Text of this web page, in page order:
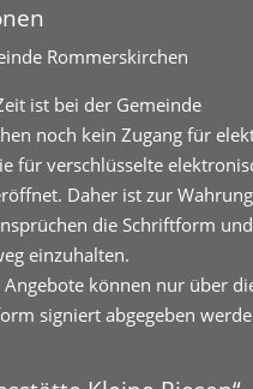
Rommerskirchen
ist bei der Gemeinde
noch kein Zugang für
für verschlüsselte
Daher ist zur
die Schriftform
einzuhalten.
Angebote können nur über
signiert abgegeben